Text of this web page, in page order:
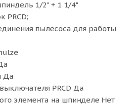
1/2" + 1 1/4"
PRCD;
пылесоса для работы
Да
PRCD Да
элемента на шпинделе Нет